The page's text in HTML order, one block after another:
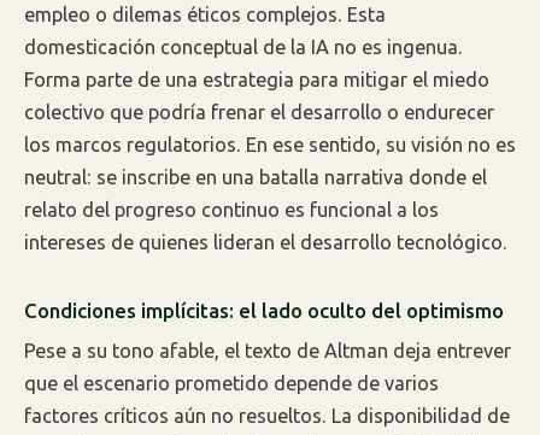
empleo o dilemas éticos complejos. Esta
domesticación conceptual de la IA no es ingenua.
Forma parte de una estrategia para mitigar el miedo
colectivo que podría frenar el desarrollo o endurecer
los marcos regulatorios. En ese sentido, su visión no es
neutral: se inscribe en una batalla narrativa donde el
relato del progreso continuo es funcional a los
intereses de quienes lideran el desarrollo tecnológico.
Condiciones implícitas: el lado oculto del optimismo
Pese a su tono afable, el texto de Altman deja entrever
que el escenario prometido depende de varios
factores críticos aún no resueltos. La disponibilidad de